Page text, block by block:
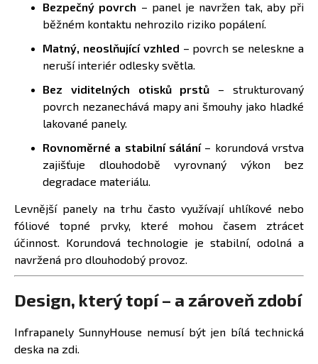
Bezpečný povrch – panel je navržen tak, aby při
běžném kontaktu nehrozilo riziko popálení.
Matný, neoslňující vzhled – povrch se neleskne a
neruší interiér odlesky světla.
Bez viditelných otisků prstů – strukturovaný
povrch nezanechává mapy ani šmouhy jako hladké
lakované panely.
Rovnoměrné a stabilní sálání– korundová vrstva
zajišťuje dlouhodobě vyrovnaný výkon bez
degradace materiálu.
Levnější panely na trhu často využívají uhlíkové nebo
fóliové topné prvky, které mohou časem ztrácet
účinnost. Korundová technologie je stabilní, odolná a
navržená pro dlouhodobý provoz.
Design, který topí – a zároveň zdobí
Infrapanely SunnyHouse nemusí být jen bílá technická
deska na zdi.